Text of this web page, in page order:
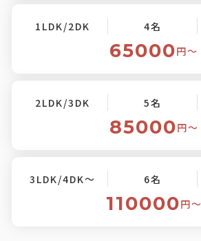
1LDK/2DK 4名
65000円〜
2LDK/3DK 5名
85000円〜
3LDK/4DK～ 6名
110000円〜